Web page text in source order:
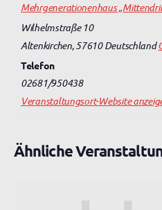
Mehrgenerationenhaus
Wilhelmstraße 10
Altenkirchen,57610 Deutschland
Telefon
02681/950438
Veranstaltungsort-Website
Ähnliche